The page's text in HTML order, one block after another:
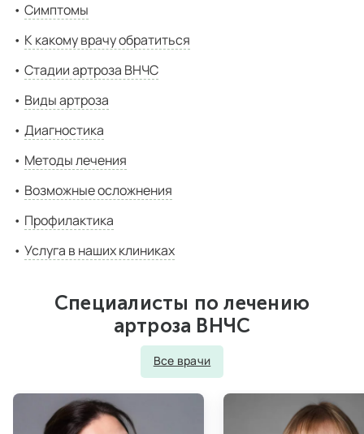
Симптомы
К какому врачу обратиться
Стадии артроза ВНЧС
Виды артроза
Диагностика
Методы лечения
Возможные осложнения
Профилактика
Услуга в наших клиниках
Специалисты по лечению
артроза ВНЧС
Все врачи